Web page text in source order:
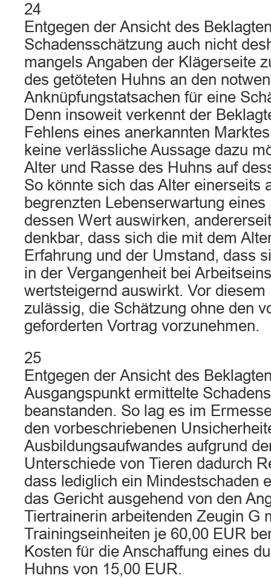
24
Entgegen der Ansicht des
Schadensschätzung auch nicht
mangels Angaben der Klägerseite
des getöteten Huhns an den
Anknüpfungstatsachen für eine
Denn insoweit verkennt der
Fehlens eines anerkannten
keine verlässliche Aussage dazu
Alter und Rasse des Huhns auf
So könnte sich das Alter einerseits
begrenzten Lebenserwartung
dessen Wert auswirken,
denkbar, dass sich die mit dem
Erfahrung und der Umstand, dass
in der Vergangenheit bei
wertsteigernd auswirkt. Vor
zulässig, die Schätzung ohne den
geforderten Vortrag vorzunehmen.
25
Entgegen der Ansicht des
Ausgangspunkt ermittelte
beanstanden. So lag es im
den vorbeschriebenen
Ausbildungsaufwandes aufgrund
Unterschiede von Tieren dadurch
dass lediglich ein Mindestschaden
das Gericht ausgehend von den
Tiertrainerin arbeitenden Zeugin G
Trainingseinheiten je 60,00 EUR
Kosten für die Anschaffung eines
Huhns von 15,00 EUR.